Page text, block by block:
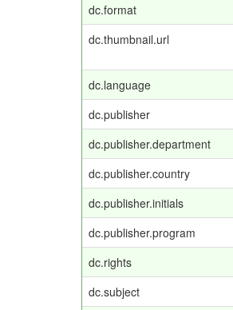
dc.format
dc.thumbnail.url
dc.language
dc.publisher
dc.publisher.department
dc.publisher.country
dc.publisher.initials
dc.publisher.program
dc.rights
dc.subject